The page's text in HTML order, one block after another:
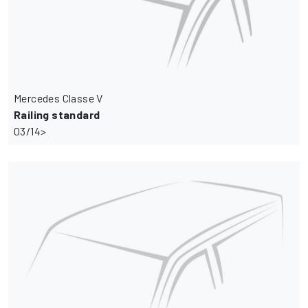
Mercedes Classe V
Railing standard
03/14>